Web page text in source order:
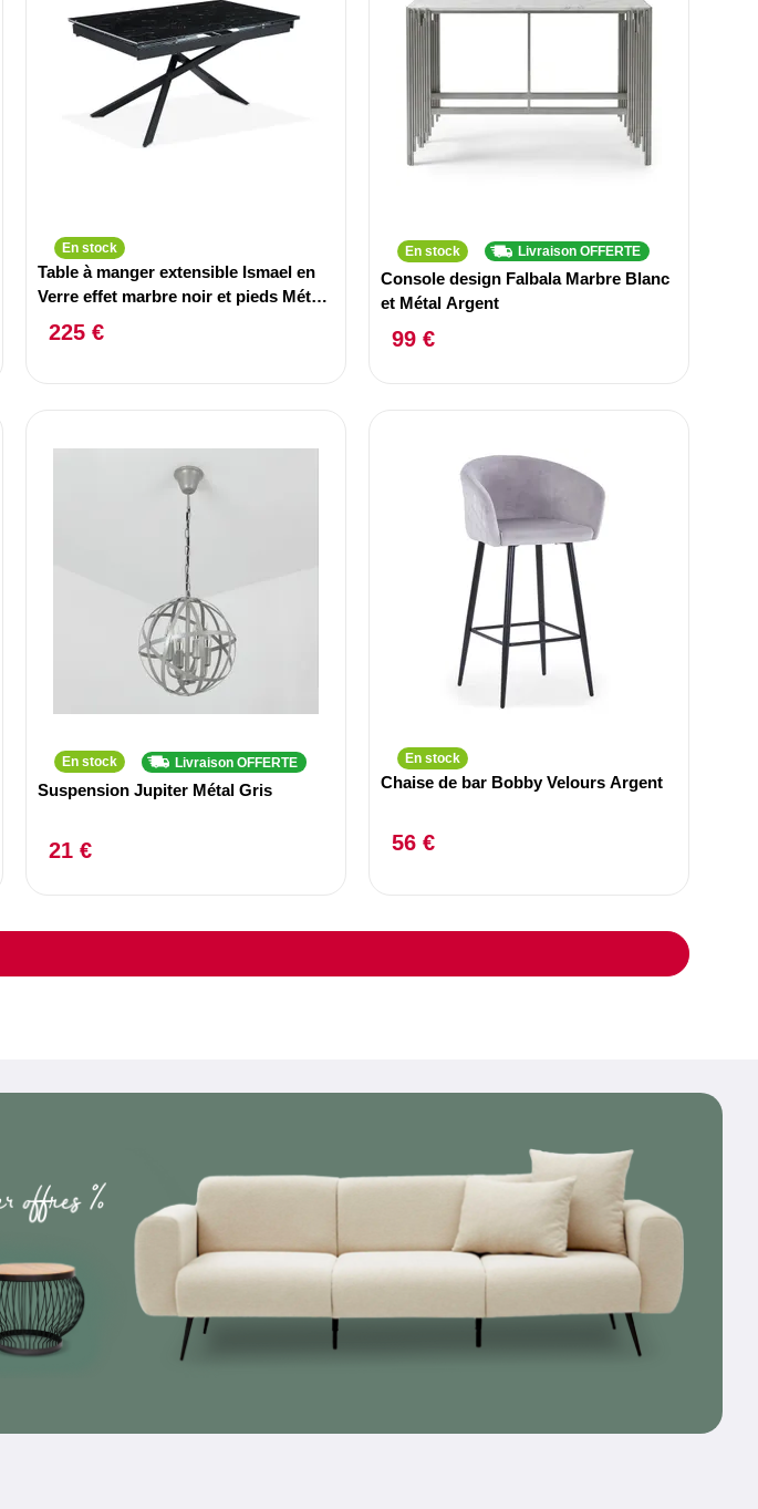
En stock
Table à manger extensible Ismael en
Verre effet marbre noir et pieds Métal
Noir
225 €
En stock Livraison OFFERTE
Console design Falbala Marbre Blanc
et Métal Argent
99 €
En stock Livraison OFFERTE
Suspension Jupiter Métal Gris
21 €
En stock
Chaise de bar Bobby Velours Argent
56 €